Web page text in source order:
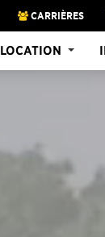
CARRIÈRES
LOCATION